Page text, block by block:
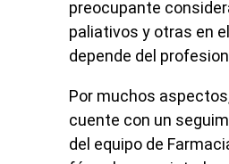
preocupante
paliativos y otras en
depende del
Por muchos
cuente con un
del equipo de